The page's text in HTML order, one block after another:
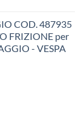
COD. 487935
FRIZIONE per
- VESPA